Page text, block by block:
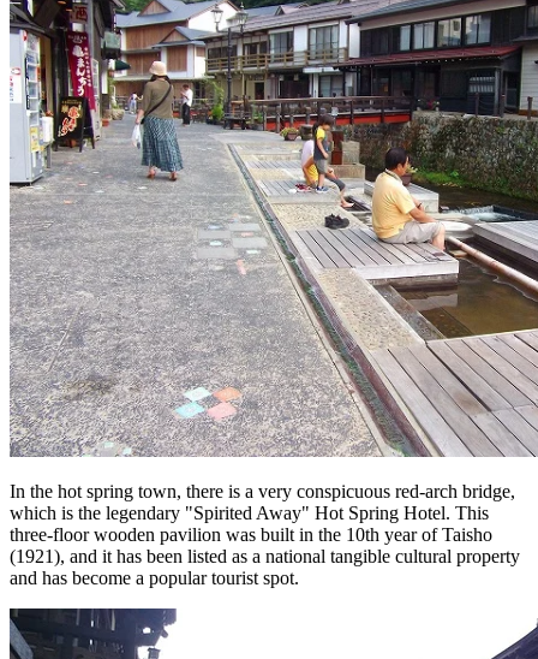
In the hot spring town, there is a very conspicuous red-arch bridge,
which is the legendary "Spirited Away" Hot Spring Hotel. This
three-floor wooden pavilion was built in the 10th year of Taisho
(1921), and it has been listed as a national tangible cultural property
and has become a popular tourist spot.